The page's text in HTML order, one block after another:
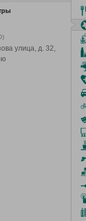
улица, д. 32,